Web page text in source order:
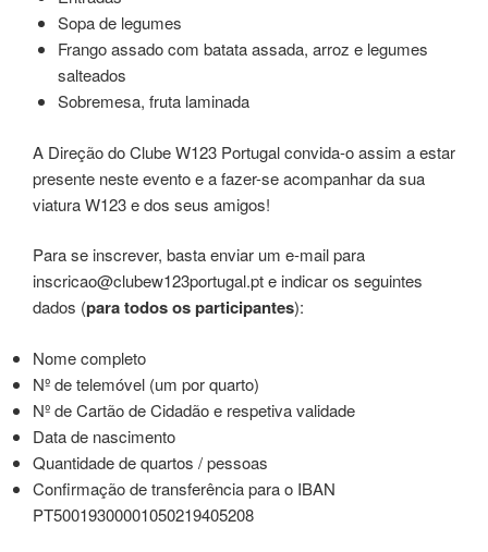
Sopa de legumes
Frango assado com batata assada, arroz e legumes
salteados
Sobremesa, fruta laminada
A Direção do Clube W123 Portugal convida-o assim a estar
presente neste evento e a fazer-se acompanhar da sua
viatura W123 e dos seus amigos!
Para se inscrever, basta enviar um e-mail para
inscricao@clubew123portugal.pt e indicar os seguintes
dados (para todos os participantes):
Nome completo
Nº de telemóvel (um por quarto)
Nº de Cartão de Cidadão e respetiva validade
Data de nascimento
Quantidade de quartos / pessoas
Confirmação de transferência para o IBAN
PT50019300001050219405208